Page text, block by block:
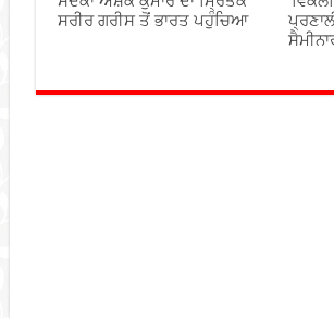
ਸਰੀਰ ਗਰੀਸ ਤੋਂ ਭਾਰਤ ਪਹੁੰਚਿਆ